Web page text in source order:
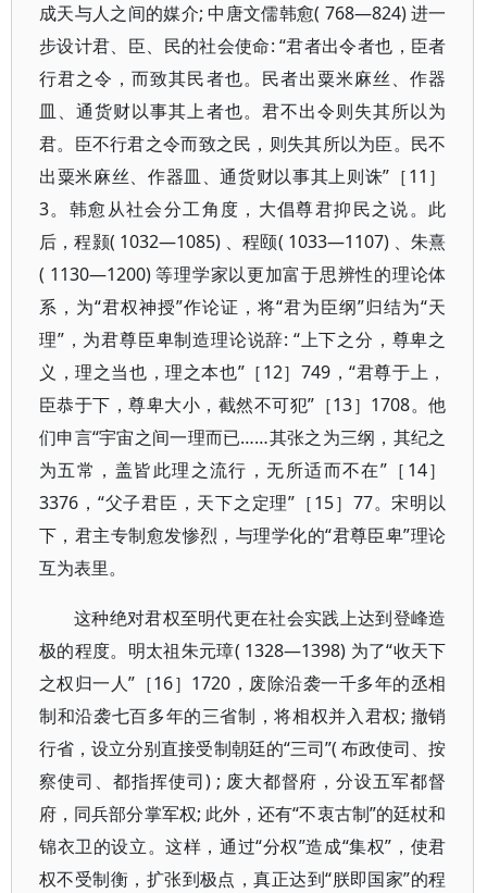
成天与人之间的媒介; 中唐文儒韩愈( 768—824) 进一
步设计君、臣、民的社会使命: “君者出令者也，臣者
行君之令，而致其民者也。民者出粟米麻丝、作器
皿、通货财以事其上者也。君不出令则失其所以为
君。臣不行君之令而致之民，则失其所以为臣。民不
出粟米麻丝、作器皿、通货财以事其上则诛”［11］
3。韩愈从社会分工角度，大倡尊君抑民之说。此
后，程颢( 1032—1085) 、程颐( 1033—1107) 、朱熹
( 1130—1200) 等理学家以更加富于思辨性的理论体
系，为“君权神授”作论证，将“君为臣纲”归结为“天
理”，为君尊臣卑制造理论说辞: “上下之分，尊卑之
义，理之当也，理之本也”［12］749，“君尊于上，
臣恭于下，尊卑大小，截然不可犯”［13］1708。他
们申言“宇宙之间一理而已……其张之为三纲，其纪之
为五常，盖皆此理之流行，无所适而不在”［14］
3376，“父子君臣，天下之定理”［15］77。宋明以
下，君主专制愈发惨烈，与理学化的“君尊臣卑”理论
互为表里。
这种绝对君权至明代更在社会实践上达到登峰造
极的程度。明太祖朱元璋( 1328—1398) 为了“收天下
之权归一人”［16］1720，废除沿袭一千多年的丞相
制和沿袭七百多年的三省制，将相权并入君权; 撤销
行省，设立分别直接受制朝廷的“三司”( 布政使司、按
察使司、都指挥使司) ; 废大都督府，分设五军都督
府，同兵部分掌军权; 此外，还有“不衷古制”的廷杖和
锦衣卫的设立。这样，通过“分权”造成“集权”，使君
权不受制衡，扩张到极点，真正达到“朕即国家”的程